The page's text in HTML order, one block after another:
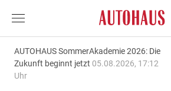
AUTOHAUS SommerAkademie 2026: Die
Zukunft beginnt jetzt 05.08.2026, 17:12
Uhr